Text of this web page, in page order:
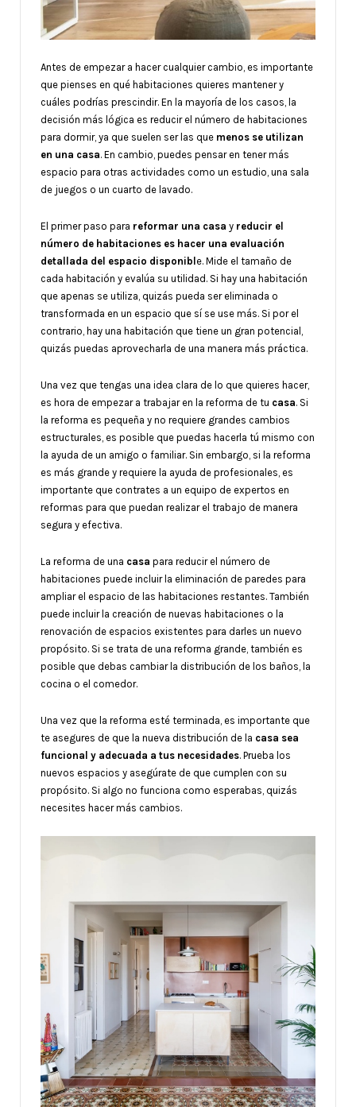
Antes de empezar a hacer cualquier cambio, es importante
que pienses en qué habitaciones quieres mantener y
cuáles podrías prescindir. En la mayoría de los casos, la
decisión más lógica es reducir el número de habitaciones
para dormir, ya que suelen ser las que menos se utilizan
en una casa. En cambio, puedes pensar en tener más
espacio para otras actividades como un estudio, una sala
de juegos o un cuarto de lavado.
El primer paso para reformar una casa y reducir el
número de habitaciones es hacer una evaluación
detallada del espacio disponible. Mide el tamaño de
cada habitación y evalúa su utilidad. Si hay una habitación
que apenas se utiliza, quizás pueda ser eliminada o
transformada en un espacio que sí se use más. Si por el
contrario, hay una habitación que tiene un gran potencial,
quizás puedas aprovecharla de una manera más práctica.
Una vez que tengas una idea clara de lo que quieres hacer,
es hora de empezar a trabajar en la reforma de tu casa. Si
la reforma es pequeña y no requiere grandes cambios
estructurales, es posible que puedas hacerla tú mismo con
la ayuda de un amigo o familiar. Sin embargo, si la reforma
es más grande y requiere la ayuda de profesionales, es
importante que contrates a un equipo de expertos en
reformas para que puedan realizar el trabajo de manera
segura y efectiva.
La reforma de una casa para reducir el número de
habitaciones puede incluir la eliminación de paredes para
ampliar el espacio de las habitaciones restantes. También
puede incluir la creación de nuevas habitaciones o la
renovación de espacios existentes para darles un nuevo
propósito. Si se trata de una reforma grande, también es
posible que debas cambiar la distribución de los baños, la
cocina o el comedor.
Una vez que la reforma esté terminada, es importante que
te asegures de que la nueva distribución de la casa sea
funcional y adecuada a tus necesidades. Prueba los
nuevos espacios y asegúrate de que cumplen con su
propósito. Si algo no funciona como esperabas, quizás
necesites hacer más cambios.